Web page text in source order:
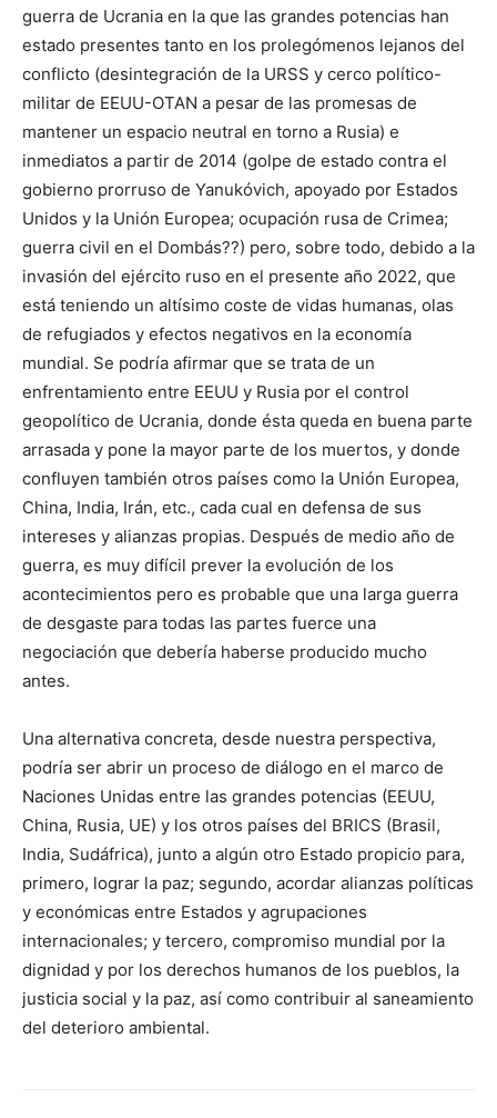
guerra de Ucrania en la que las grandes potencias han
estado presentes tanto en los prolegómenos lejanos del
conflicto (desintegración de la URSS y cerco político-
militar de EEUU-OTAN a pesar de las promesas de
mantener un espacio neutral en torno a Rusia) e
inmediatos a partir de 2014 (golpe de estado contra el
gobierno prorruso de Yanukóvich, apoyado por Estados
Unidos y la Unión Europea; ocupación rusa de Crimea;
guerra civil en el Dombás??) pero, sobre todo, debido a la
invasión del ejército ruso en el presente año 2022, que
está teniendo un altísimo coste de vidas humanas, olas
de refugiados y efectos negativos en la economía
mundial. Se podría afirmar que se trata de un
enfrentamiento entre EEUU y Rusia por el control
geopolítico de Ucrania, donde ésta queda en buena parte
arrasada y pone la mayor parte de los muertos, y donde
confluyen también otros países como la Unión Europea,
China, India, Irán, etc., cada cual en defensa de sus
intereses y alianzas propias. Después de medio año de
guerra, es muy difícil prever la evolución de los
acontecimientos pero es probable que una larga guerra
de desgaste para todas las partes fuerce una
negociación que debería haberse producido mucho
antes.
Una alternativa concreta, desde nuestra perspectiva,
podría ser abrir un proceso de diálogo en el marco de
Naciones Unidas entre las grandes potencias (EEUU,
China, Rusia, UE) y los otros países del BRICS (Brasil,
India, Sudáfrica), junto a algún otro Estado propicio para,
primero, lograr la paz; segundo, acordar alianzas políticas
y económicas entre Estados y agrupaciones
internacionales; y tercero, compromiso mundial por la
dignidad y por los derechos humanos de los pueblos, la
justicia social y la paz, así como contribuir al saneamiento
del deterioro ambiental.